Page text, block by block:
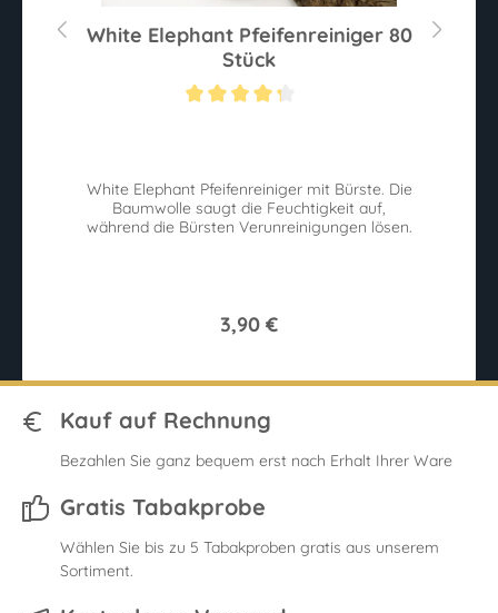
White Elephant Pfeifenreiniger 80
Stück
White Elephant Pfeifenreiniger mit Bürste. Die
Baumwolle saugt die Feuchtigkeit auf,
während die Bürsten Verunreinigungen lösen.
3,90 €
Kauf auf Rechnung
Bezahlen Sie ganz bequem erst nach Erhalt Ihrer Ware
Gratis Tabakprobe
Wählen Sie bis zu 5 Tabakproben gratis aus unserem
Sortiment.